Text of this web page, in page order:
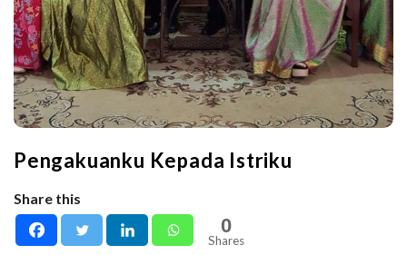
Pengakuanku Kepada Istriku
Share this
0
Shares